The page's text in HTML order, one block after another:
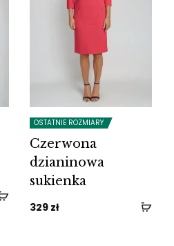
OSTATNIE ROZMIARY
Czerwona
dzianinowa
sukienka
329 zł